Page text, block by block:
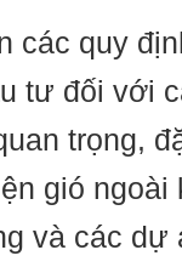
các quy
tư đối với
trọng,
gió ngoài
và các dự